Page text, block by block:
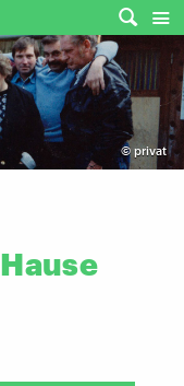
© privat
Hause